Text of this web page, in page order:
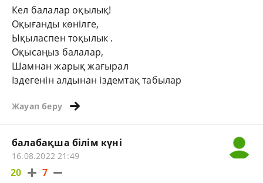
Кел балалар оқылық!
Оқығанды көнілге,
Ықыласпен тоқылык .
Оқысаңыз балалар,
Шамнан жарық жағырал
Іздегенін алдынан іздемтақ табылар
Жауап беру
балабақша білім күні
16.08.2022 21:49
20 7